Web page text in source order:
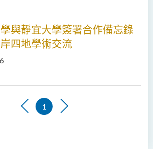
與靜宜大學簽署合作備忘錄
四地學術交流
1